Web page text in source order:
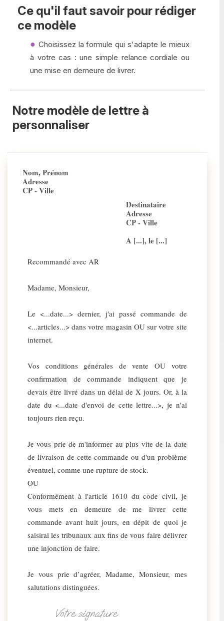
Ce qu'il faut savoir pour rédiger
ce modèle
Choisissez la formule qui s'adapte le mieux
à votre cas : une simple relance cordiale ou
une mise en demeure de livrer.
Notre modèle de lettre à
personnaliser
Nom, Prénom
Adresse
CP - Ville
Destinataire
Adresse
CP - Ville
A [...], le [...]
Recommandé avec AR
Madame, Monsieur,
Le <...date...> dernier, j'ai passé commande de
<...articles...> dans votre magasin OU sur votre site
internet.
Vos conditions générales de vente OU votre
confirmation de commande indiquent que je
devais être livré dans un délai de X jours. Or, à la
date du <...date d'envoi de cette lettre...>, je n'ai
toujours rien reçu.
Je vous prie de m'informer au plus vite de la date
de livraison de cette commande ou d'un problème
éventuel, comme une rupture de stock.
OU
Conformément à l'article 1610 du code civil, je
vous mets en demeure de me livrer cette
commande avant huit jours, en dépit de quoi je
saisirai les tribunaux aux fins de vous faire délivrer
une injonction de faire.
Je vous prie d’agréer, Madame, Monsieur, mes
salutations distinguées.
Votre signature